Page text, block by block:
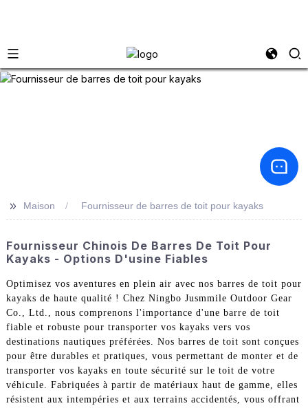
>> Maison Fournisseur de barres de toit pour kayaks
Fournisseur Chinois De Barres De Toit Pour
Kayaks - Options D'usine Fiables
Optimisez vos aventures en plein air avec nos barres de toit pour
kayaks de haute qualité ! Chez Ningbo Jusmmile Outdoor Gear
Co., Ltd., nous comprenons l'importance d'une barre de toit
fiable et robuste pour transporter vos kayaks vers vos
destinations nautiques préférées. Nos barres de toit sont conçues
pour être durables et pratiques, vous permettant de monter et de
transporter vos kayaks en toute sécurité sur le toit de votre
véhicule. Fabriquées à partir de matériaux haut de gamme, elles
résistent aux intempéries et aux terrains accidentés, vous offrant